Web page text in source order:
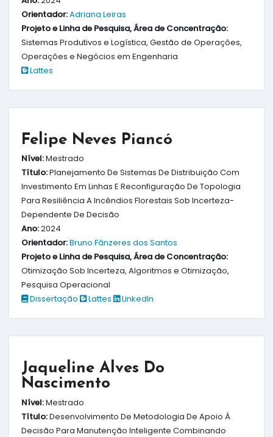
Orientador:Adriana Leiras
Projeto e Linha de Pesquisa, Área de Concentração:
Sistemas Produtivos e Logística, Gestão de Operações,
Operações e Negócios em Engenharia
Lattes
Felipe Neves Piancó
Nível:Mestrado
Título:Planejamento De Sistemas De Distribuição Com
Investimento Em Linhas E Reconfiguração De Topologia
Para Resiliência A Incêndios Florestais Sob Incerteza-
Dependente De Decisão
Ano:2024
Orientador:Bruno Fânzeres dos Santos
Projeto e Linha de Pesquisa, Área de Concentração:
Otimização Sob Incerteza, Algoritmos e Otimização,
Pesquisa Operacional
Dissertação
Lattes LinkedIn
Jaqueline Alves Do
Nascimento
Nível:Mestrado
Título:Desenvolvimento De Metodologia De Apoio À
Decisão Para Manutenção Inteligente Combinando